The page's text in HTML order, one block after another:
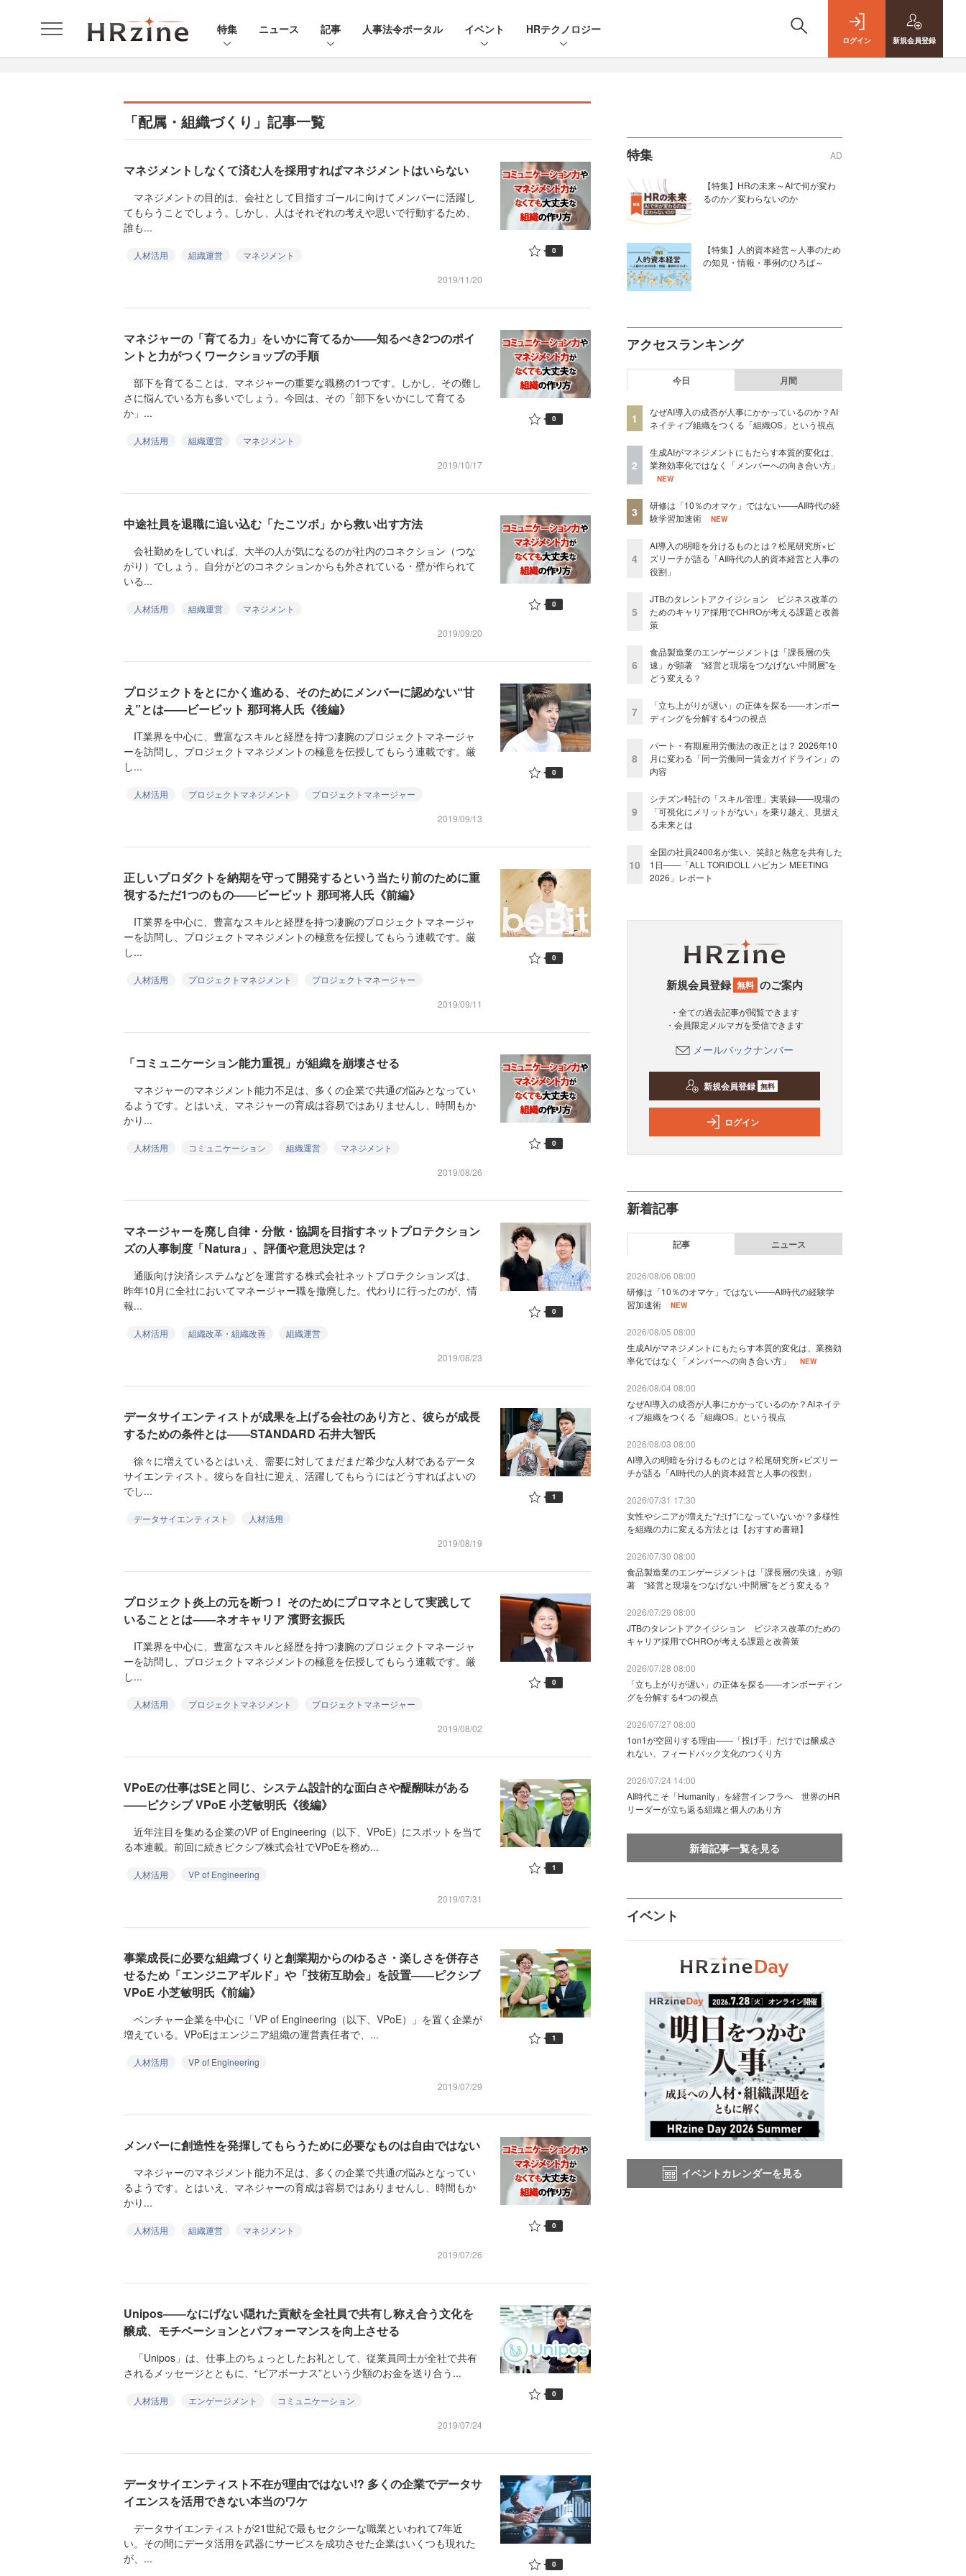
特集 ニュース 記事 人事法令ポータル イベント HRテクノロジー
ログイン 新規会員登録
「配属・組織づくり」記事一覧
マネジメントしなくて済む人を採用すればマネジメントはいらない
マネジメントの目的は、会社として目指すゴールに向けてメンバーに活躍し
てもらうことでしょう。しかし、人はそれぞれの考えや思いで行動するため、
誰も...
人材活用 組織運営
マネジメント
2019/11/20
0
マネジャーの「育てる力」をいかに育てるか――知るべき2つのポイ
ントと力がつくワークショップの手順
部下を育てることは、マネジャーの重要な職務の1つです。しかし、その難し
さに悩んでいる方も多いでしょう。今回は、その「部下をいかにして育てる
か」...
人材活用 組織運営
マネジメント
2019/10/17
0
中途社員を退職に追い込む「たこツボ」から救い出す方法
会社勤めをしていれば、大半の人が気になるのが社内のコネクション（つな
がり）でしょう。自分がどのコネクションからも外されている・壁が作られて
いる...
人材活用 組織運営
マネジメント
2019/09/20
0
プロジェクトをとにかく進める、そのためにメンバーに認めない“甘
え”とは――ビービット 那珂将人氏《後編》
IT業界を中心に、豊富なスキルと経歴を持つ凄腕のプロジェクトマネージャ
ーを訪問し、プロジェクトマネジメントの極意を伝授してもらう連載です。厳
し...
人材活用 プロジェクトマネジメント
プロジェクトマネージャー
2019/09/13
0
正しいプロダクトを納期を守って開発するという当たり前のために重
視するただ1つのもの――ビービット 那珂将人氏《前編》
IT業界を中心に、豊富なスキルと経歴を持つ凄腕のプロジェクトマネージャ
ーを訪問し、プロジェクトマネジメントの極意を伝授してもらう連載です。厳
し...
人材活用 プロジェクトマネジメント
プロジェクトマネージャー
2019/09/11
0
「コミュニケーション能力重視」が組織を崩壊させる
マネジャーのマネジメント能力不足は、多くの企業で共通の悩みとなってい
るようです。とはいえ、マネジャーの育成は容易ではありませんし、時間もか
かり...
人材活用 コミュニケーション 組織運営
マネジメント
2019/08/26
0
マネージャーを廃し自律・分散・協調を目指すネットプロテクション
ズの人事制度「Natura」、評価や意思決定は？
通販向け決済システムなどを運営する株式会社ネットプロテクションズは、
昨年10月に全社においてマネージャー職を撤廃した。代わりに行ったのが、情
報...
人材活用 組織改革・組織改善
組織運営
2019/08/23
0
データサイエンティストが成果を上げる会社のあり方と、彼らが成長
するための条件とは――STANDARD 石井大智氏
徐々に増えているとはいえ、需要に対してまだまだ希少な人材であるデータ
サイエンティスト。彼らを自社に迎え、活躍してもらうにはどうすればよいの
でし...
データサイエンティスト
人材活用
2019/08/19
1
プロジェクト炎上の元を断つ！ そのためにプロマネとして実践して
いることとは――ネオキャリア 濱野玄振氏
IT業界を中心に、豊富なスキルと経歴を持つ凄腕のプロジェクトマネージャ
ーを訪問し、プロジェクトマネジメントの極意を伝授してもらう連載です。厳
し...
人材活用 プロジェクトマネジメント
プロジェクトマネージャー
2019/08/02
0
VPoEの仕事はSEと同じ、システム設計的な面白さや醍醐味がある
――ピクシブ VPoE 小芝敏明氏《後編》
近年注目を集める企業のVP of Engineering（以下、VPoE）にスポットを当て
る本連載。前回に続きピクシブ株式会社でVPoEを務め...
人材活用
VP of Engineering
2019/07/31
1
事業成長に必要な組織づくりと創業期からのゆるさ・楽しさを併存さ
せるため「エンジニアギルド」や「技術互助会」を設置――ピクシブ
VPoE 小芝敏明氏《前編》
ベンチャー企業を中心に「VP of Engineering（以下、VPoE）」を置く企業が
増えている。VPoEはエンジニア組織の運営責任者で、...
人材活用
VP of Engineering
2019/07/29
1
メンバーに創造性を発揮してもらうために必要なものは自由ではない
マネジャーのマネジメント能力不足は、多くの企業で共通の悩みとなってい
るようです。とはいえ、マネジャーの育成は容易ではありませんし、時間もか
かり...
人材活用 組織運営
マネジメント
2019/07/26
0
Unipos――なにげない隠れた貢献を全社員で共有し称え合う文化を
醸成、モチベーションとパフォーマンスを向上させる
「Unipos」は、仕事上のちょっとしたお礼として、従業員同士が全社で共有
されるメッセージとともに、“ピアボーナス”という少額のお金を送り合う...
人材活用 エンゲージメント
コミュニケーション
2019/07/24
0
データサイエンティスト不在が理由ではない!? 多くの企業でデータサ
イエンスを活用できない本当のワケ
データサイエンティストが21世紀で最もセクシーな職業といわれて7年近
い。その間にデータ活用を武器にサービスを成功させた企業はいくつも現れた
が、...
0
特集 AD
【特集】HRの未来～AIで何が変わ
るのか／変わらないのか
【特集】人的資本経営～人事のため
の知見・情報・事例のひろば～
アクセスランキング
今日 月間
1
なぜAI導入の成否が人事にかかっているのか？AI
ネイティブ組織をつくる「組織OS」という視点
2
生成AIがマネジメントにもたらす本質的変化は、
業務効率化ではなく「メンバーへの向き合い方」
NEW
3
研修は「10％のオマケ」ではない——AI時代の経
験学習加速術
NEW
4
AI導入の明暗を分けるものとは？松尾研究所×ビ
ズリーチが語る「AI時代の人的資本経営と人事の
役割」
5
JTBのタレントアクイジション ビジネス改革の
ためのキャリア採用でCHROが考える課題と改善
策
6
食品製造業のエンゲージメントは「課長層の失
速」が顕著 “経営と現場をつなげない中間層”を
どう変える？
7
「立ち上がりが遅い」の正体を探る——オンボー
ディングを分解する4つの視点
8
パート・有期雇用労働法の改正とは？ 2026年10
月に変わる「同一労働同一賃金ガイドライン」の
内容
9
シチズン時計の「スキル管理」実装録——現場の
「可視化にメリットがない」を乗り越え、見据え
る未来とは
10
全国の社員2400名が集い、笑顔と熱意を共有した
1日――「ALL TORIDOLL ハピカン MEETING
2026」レポート
新規会員登録 無料 のご案内
・全ての過去記事が閲覧できます
・会員限定メルマガを受信できます
メールバックナンバー
新規会員登録 無料
ログイン
新着記事
記事 ニュース
2026/08/06 08:00
研修は「10％のオマケ」ではない——AI時代の経験学
習加速術
NEW
2026/08/05 08:00
生成AIがマネジメントにもたらす本質的変化は、業務効
率化ではなく「メンバーへの向き合い方」
NEW
2026/08/04 08:00
なぜAI導入の成否が人事にかかっているのか？AIネイテ
ィブ組織をつくる「組織OS」という視点
2026/08/03 08:00
AI導入の明暗を分けるものとは？松尾研究所×ビズリー
チが語る「AI時代の人的資本経営と人事の役割」
2026/07/31 17:30
女性やシニアが増えた“だけ”になっていないか？多様性
を組織の力に変える方法とは【おすすめ書籍】
2026/07/30 08:00
食品製造業のエンゲージメントは「課長層の失速」が顕
著 “経営と現場をつなげない中間層”をどう変える？
2026/07/29 08:00
JTBのタレントアクイジション ビジネス改革のための
キャリア採用でCHROが考える課題と改善策
2026/07/28 08:00
「立ち上がりが遅い」の正体を探る——オンボーディン
グを分解する4つの視点
2026/07/27 08:00
1on1が空回りする理由——「投げ手」だけでは醸成さ
れない、フィードバック文化のつくり方
2026/07/24 14:00
AI時代こそ「Humanity」を経営インフラへ 世界のHR
リーダーが立ち返る組織と個人のあり方
新着記事一覧を見る
イベント
イベントカレンダーを見る